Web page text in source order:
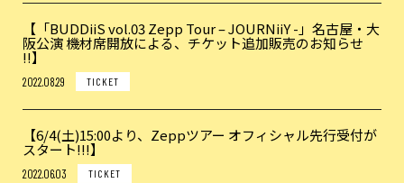
【「BUDDiiS vol.03 Zepp Tour – JOURNiiY -」名古屋・大
阪公演 機材席開放による、チケット追加販売のお知らせ
!!】
2022.08.29 TICKET
【6/4(土)15:00より、Zeppツアー オフィシャル先行受付が
スタート!!!】
2022.06.03 TICKET